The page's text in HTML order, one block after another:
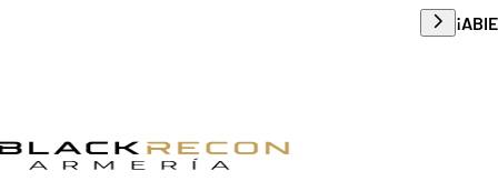
Envío